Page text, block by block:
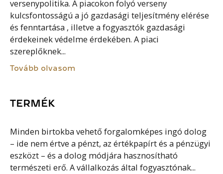
versenypolitika. A piacokon folyó verseny
kulcsfontosságú a jó gazdasági teljesítmény elérése
és fenntartása , illetve a fogyasztók gazdasági
érdekeinek védelme érdekében. A piaci
szereplőknek...
Tovább olvasom
TERMÉK
Minden birtokba vehető forgalomképes ingó dolog
– ide nem értve a pénzt, az értékpapírt és a pénzügyi
eszközt – és a dolog módjára hasznosítható
természeti erő. A vállalkozás által fogyasztónak...